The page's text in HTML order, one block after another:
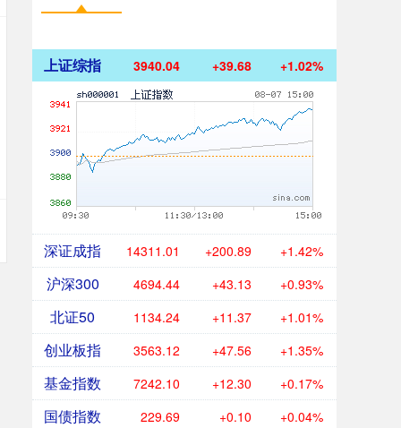
上证综指 3940.04 +39.68 +1.02%
深证成指 14311.01 +200.89 +1.42%
沪深300 4694.44 +43.13 +0.93%
北证50 1134.24 +11.37 +1.01%
创业板指 3563.12 +47.56 +1.35%
基金指数 7242.10 +12.30 +0.17%
国债指数 229.69 +0.10 +0.04%